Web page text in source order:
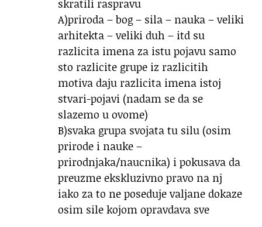
skratili raspravu
A)priroda – bog – sila – nauka – veliki
arhitekta – veliki duh – itd su
razlicita imena za istu pojavu samo
sto razlicite grupe iz razlicitih
motiva daju razlicita imena istoj
stvari-pojavi (nadam se da se
slazemo u ovome)
B)svaka grupa svojata tu silu (osim
prirode i nauke –
prirodnjaka/naucnika) i pokusava da
preuzme ekskluzivno pravo na nj
iako za to ne poseduje valjane dokaze
osim sile kojom opravdava sve